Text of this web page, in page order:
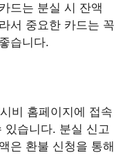
드는 분실 시 잔액
서 중요한 카드는 꼭
습니다.
비 홈페이지에 접속
습니다. 분실 신고
은 환불 신청을 통해